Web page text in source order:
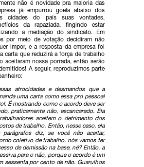
não é novidade pra maioria das
já empurrou goela abaixo dos
cidades do país suas vontades,
da rapaziada, fingindo estar
a mediação do sindicato. Em
por meio de votação decidiram não
impor, e a resposta da empresa foi
carta que reduzirá a força de trabalho
aceitaram nossa porrada, então serão
A seguir, reproduzimos parte
atrocidades e desmandos que a
uma carta como essa pro pessoal
É mostrando como o acordo deve ser
praticamente não, escancarado. Ela
aceitem o detrimento dos
de trabalho. Então, nesse caso, ela
diz, se você não aceitar,
coletivo de trabalho, nós vamos ter
de demissão na base, né? Então, a
para o não, porque o acordo é um
sessenta por cento de não. Guarulhos